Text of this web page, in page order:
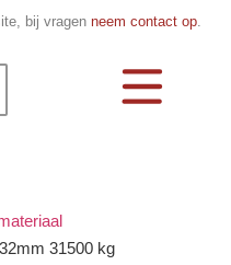
bij vragen neem contact op.
31500 kg